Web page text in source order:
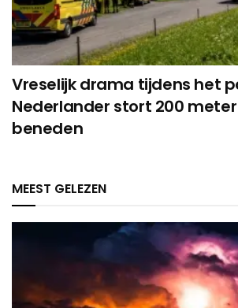
Vreselijk drama tijdens het
Nederlander stort 200
beneden
MEEST GELEZEN